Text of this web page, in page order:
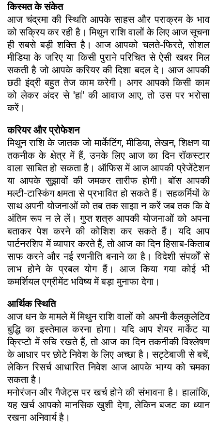
किस्मत के संकेत
आज चंद्रमा की स्थिति आपके साहस और पराक्रम के भाव
को सक्रिय कर रही है। मिथुन राशि वालों के लिए आज सूचना
ही सबसे बड़ी शक्ति है। आज आपको चलते-फिरते, सोशल
मीडिया के जरिए या किसी पुराने परिचित से ऐसी खबर मिल
सकती है जो आपके करियर की दिशा बदल दे। आज आपकी
छठी इंद्री बहुत तेज काम करेगी। अगर आपको किसी काम
को लेकर अंदर से 'हां' की आवाज आए, तो उस पर भरोसा
करें।
करियर और प्रोफेशन
मिथुन राशि के जातक जो मार्केटिंग, मीडिया, लेखन, शिक्षण या
तकनीक के क्षेत्र में हैं, उनके लिए आज का दिन रॉकस्टार
वाला साबित हो सकता है। ऑफिस में आज आपकी प्रेजेंटेशन
या आपके सुझावों की जमकर तारीफ होगी। बॉस आपकी
मल्टी-टास्किंग क्षमता से प्रभावित हो सकते हैं। सहकर्मियों के
साथ अपनी योजनाओं को तब तक साझा न करें जब तक कि वे
अंतिम रूप न ले लें। गुप्त शत्रु आपकी योजनाओं को अपना
बताकर पेश करने की कोशिश कर सकते हैं। यदि आप
पार्टनरशिप में व्यापार करते हैं, तो आज का दिन हिसाब-किताब
साफ करने और नई रणनीति बनाने का है। विदेशी संपर्कों से
लाभ होने के प्रबल योग हैं। आज किया गया कोई भी
कमर्शियल एग्रीमेंट भविष्य में बड़ा मुनाफा देगा।
आर्थिक स्थिति
आज धन के मामले में मिथुन राशि वालों को अपनी कैलकुलेटिव
बुद्धि का इस्तेमाल करना होगा। यदि आप शेयर मार्केट या
क्रिप्टो में रुचि रखते हैं, तो आज का दिन तकनीकी विश्लेषण
के आधार पर छोटे निवेश के लिए अच्छा है। सट्टेबाजी से बचें,
लेकिन रिसर्च आधारित निवेश आज आपके भाग्य को चमका
सकता है।
मनोरंजन और गैजेट्स पर खर्च होने की संभावना है। हालांकि,
यह खर्च आपको मानसिक खुशी देगा, लेकिन बजट का ध्यान
रखना अनिवार्य है।